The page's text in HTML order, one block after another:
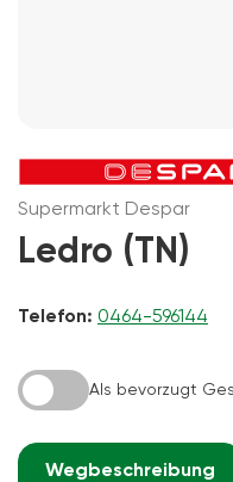
Supermarkt Despar
Ledro (TN)
Telefon: 0464-596144
Als bevorzugt
Wegbeschreibung